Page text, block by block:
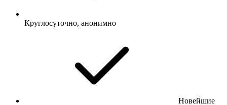
Круглосуточно, анонимно
Новейшие